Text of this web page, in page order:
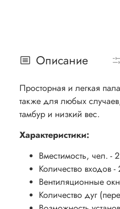
Описание
Просторная и легкая
также для любых
тамбур и низкий вес.
Характеристики:
Вместимость, чел. - 2
Количество входов -
Вентиляционные
Количество дуг